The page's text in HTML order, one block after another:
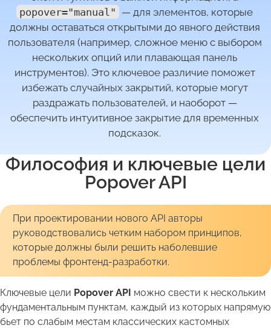
popover="manual" — для элементов, которые
должны оставаться открытыми до явного действия
пользователя (например, сложное меню с выбором
нескольких опций или плавающая панель
инструментов). Это ключевое различие поможет
избежать случайных закрытий, которые могут
раздражать пользователей, и наоборот —
обеспечить интуитивное закрытие для временных
подсказок.
Философия и ключевые цели
Popover API
При проектировании нового API авторы
руководствовались четким набором принципов,
которые должны были решить наболевшие
проблемы фронтенд-разработки.
Ключевые цели Popover API можно свести к нескольким
фундаментальным пунктам, каждый из которых напрямую
бьет по слабым местам классических кастомных